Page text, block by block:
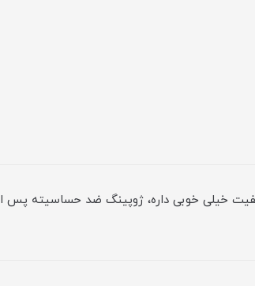
خیلی خوبی داره، ژوپینگ ضد حساسیته پس